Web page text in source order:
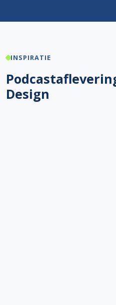
INSPIRATIE
Design